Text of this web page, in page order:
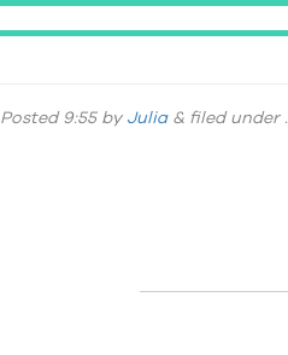
Posted9:55by Julia & filed under .